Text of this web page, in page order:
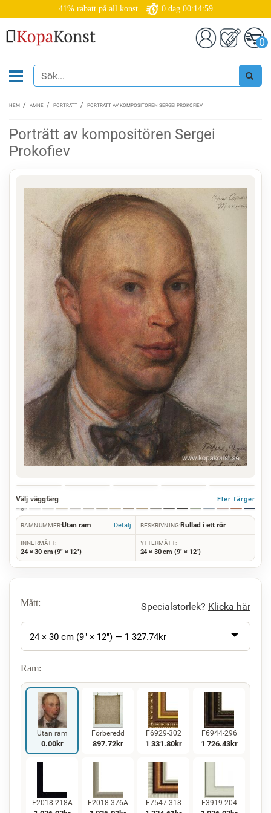
41% rabatt på all konst 0 dag 00:14:58
0
HEM ÄMNE PORTRÄTT PORTRÄTT AV KOMPOSITÖREN SERGEI PROKOFIEV
Porträtt av kompositören Sergei
Prokofiev
Välj väggfärg Fler färger
RAMNUMMER:Utan ram Detalj BESKRIVNING:Rullad i ett rör
INNERMÅTT:
24 × 30 cm (9" × 12")
YTTERMÅTT:
24 × 30 cm (9" × 12")
Mått: Specialstorlek? Klicka här
24 × 30 cm (9" × 12") — 1 327.74kr
Ram:
Utan ram
0.00kr
Förberedd
897.72kr
F6929-302
1 331.80kr
F6944-296
1 726.43kr
F2018-218A F2018-376A F7547-318 F3919-204